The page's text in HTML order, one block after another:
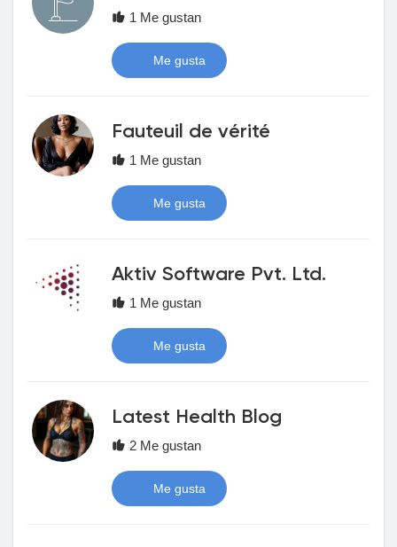
Discover Posts
Financiamiento
My Funding
Ofertas
Empleos
Courses
Lista de Usuarios
1 Me gustan
Me gusta
Fauteuil de vérité
1 Me gustan
Me gusta
Aktiv Software Pvt. Ltd.
1 Me gustan
Me gusta
Latest Health Blog
2 Me gustan
Me gusta